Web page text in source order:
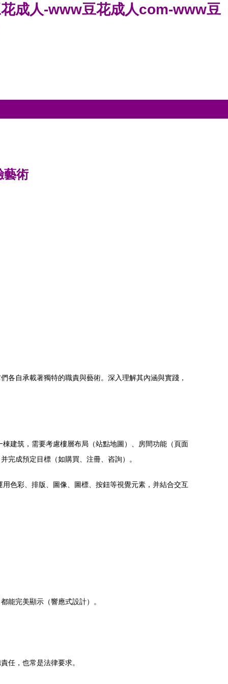
成人-www豆花成人com-www豆
藝術
各自承載著獨特的職責與藝術。深入理解其內涵與實踐，
建筑，需要考慮樓層布局（站點地圖）、房間功能（頁面
完成預定目標（如購買、注冊、咨詢）。
色彩、排版、圖像、圖標、按鈕等視覺元素，并結合交互
能完美顯示（響應式設計）。
任，也常是法律要求。